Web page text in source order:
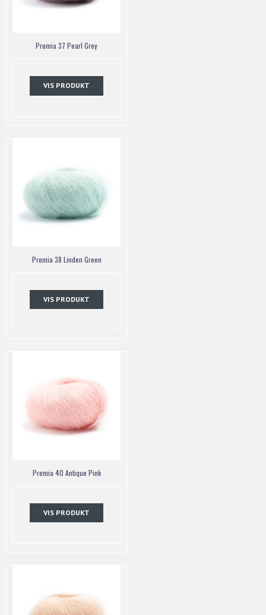
Premia 37 Pearl Grey
VIS PRODUKT
Premia 38 Linden Green
VIS PRODUKT
Premia 40 Antique Pink
VIS PRODUKT